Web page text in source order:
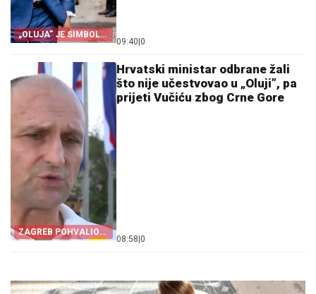
„OLUJA” JE SIMBOL
PROGONA
09:40 0
ZAGREB POHVALIO
CRNU GORU
Hrvatski ministar odbrane žali
što nije učestvovao u „Oluji”, pa
prijeti Vučiću zbog Crne Gore
08:58 0